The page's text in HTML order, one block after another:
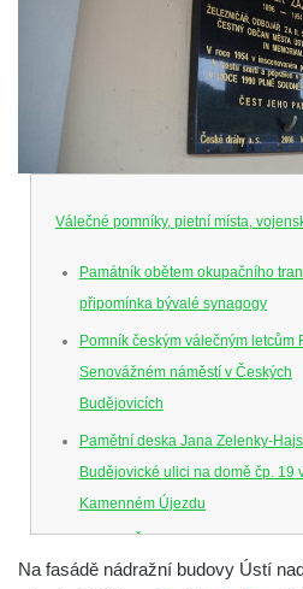
Válečné pomníky, pietní místa,
Památník obětem okupačního
připomínka bývalé synagogy
Pomník českým válečným letcům
Senovážném náměstí v Českých
Budějovicích
Pamětní deska Jana Zelenky-
Budějovické ulici na domě čp. 19
Kamenném Újezdu
Kamenném Újezdě
Na fasádě nádražní budovy Ústí